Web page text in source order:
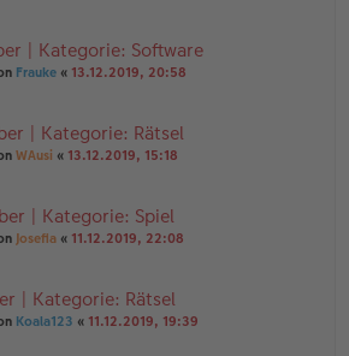
| Kategorie: Software
Frauke « 13.12.2019, 20:58
| Kategorie: Rätsel
WAusi « 13.12.2019, 15:18
| Kategorie: Spiel
Josefia « 11.12.2019, 22:08
| Kategorie: Rätsel
Koala123 « 11.12.2019, 19:39